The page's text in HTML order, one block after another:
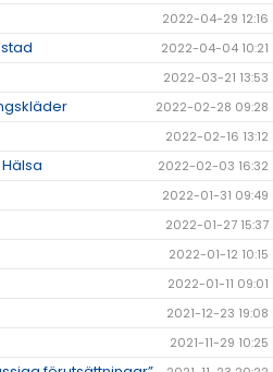
2022-04-29 12:16
2022-04-04 10:21
2022-03-21 13:53
2022-02-28 09:28
2022-02-16 13:12
2022-02-03 16:32
2022-01-31 09:49
2022-01-27 15:37
2022-01-12 10:15
2022-01-11 09:01
2021-12-23 19:08
2021-11-29 10:25